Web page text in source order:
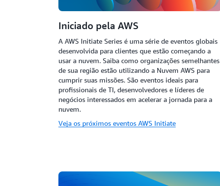
Iniciado pela AWS
A AWS Initiate Series é uma série de eventos globais
desenvolvida para clientes que estão começando a
usar a nuvem. Saiba como organizações semelhantes
de sua região estão utilizando a Nuvem AWS para
cumprir suas missões. São eventos ideais para
profissionais de TI, desenvolvedores e líderes de
negócios interessados em acelerar a jornada para a
nuvem.
Veja os próximos eventos AWS Initiate